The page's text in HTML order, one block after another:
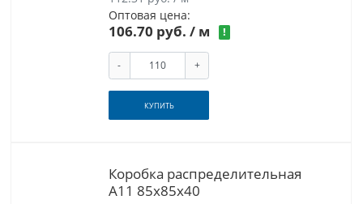
Оптовая цена:
106.70 руб. / м !
- +
КУПИТЬ
Коробка распределительная
A11 85x85x40